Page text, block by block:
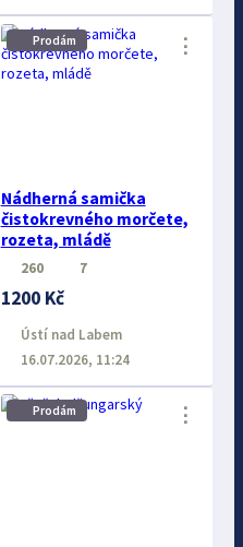
Prodám
Nádherná samička
čistokrevného morčete,
rozeta, mládě
⋮
260 7
1200 Kč
Ústí nad Labem
16.07.2026, 11:24
Prodám ⋮